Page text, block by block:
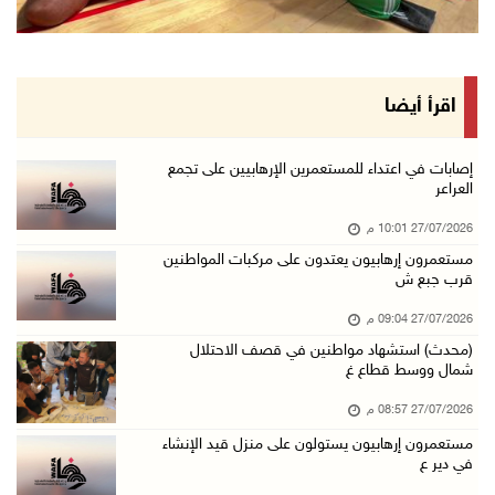
اقرأ أيضا
إصابات في اعتداء للمستعمرين الإرهابيين على تجمع
العراعر
27/07/2026 10:01 م
مستعمرون إرهابيون يعتدون على مركبات المواطنين
قرب جبع ش
27/07/2026 09:04 م
(محدث) استشهاد مواطنين في قصف الاحتلال
شمال ووسط قطاع غ
27/07/2026 08:57 م
مستعمرون إرهابيون يستولون على منزل قيد الإنشاء
في دير ع